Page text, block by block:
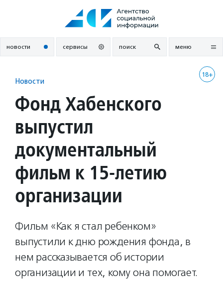
новости сервисы поиск меню
18+
Новости
Фонд Хабенского
выпустил
документальный
фильм к 15-летию
организации
Фильм «Как я стал ребенком»
выпустили к дню рождения фонда, в
нем рассказывается об истории
организации и тех, кому она помогает.